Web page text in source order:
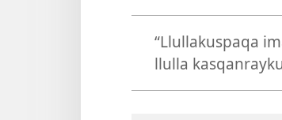
“Llullakuspaqa
llulla